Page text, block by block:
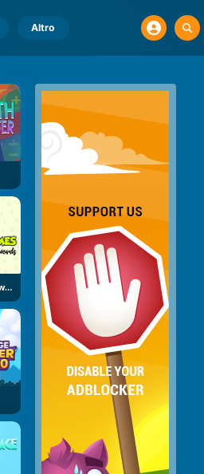
Altro
Mind Games: Math Crossword